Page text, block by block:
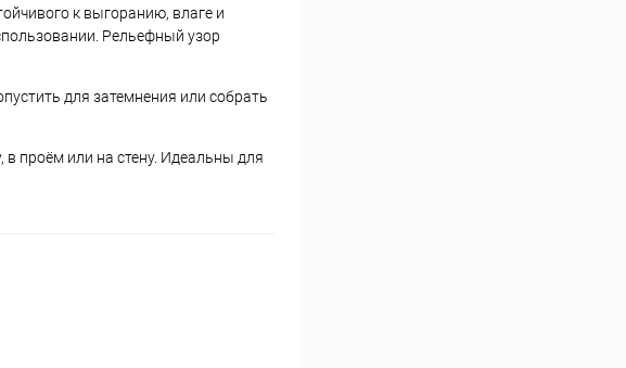
к выгоранию, влаге и
Рельефный узор
для затемнения или собрать
в проём или на стену. Идеальны для